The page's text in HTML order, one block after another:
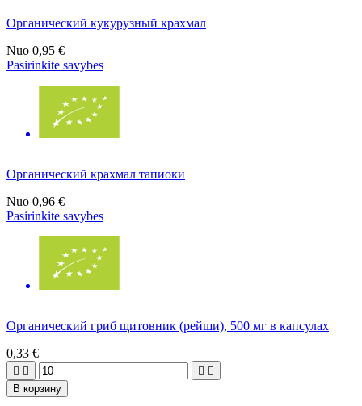
Органический кукурузный крахмал
Nuo 0,95 €
Pasirinkite savybes
Органический крахмал тапиоки
Nuo 0,96 €
Pasirinkite savybes
Органический гриб щитовник (рейши), 500 мг в капсулах
0,33 €
   
В корзину